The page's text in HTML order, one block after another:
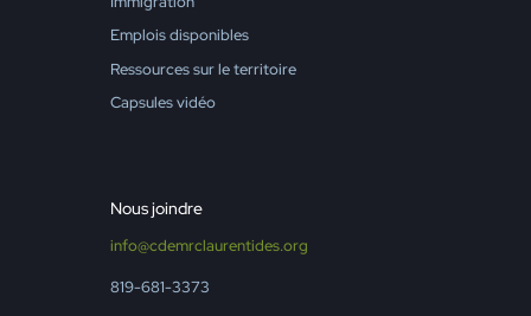
Emplois disponibles
Ressources sur le territoire
Capsules vidéo
Nous joindre
info@cdemrclaurentides.org
819-681-3373